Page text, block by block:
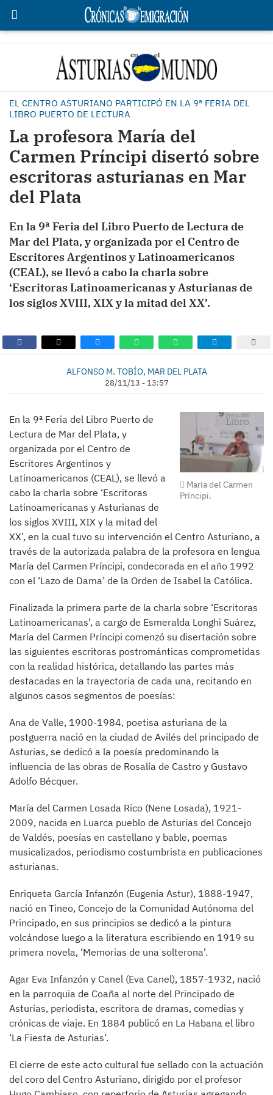
EL CENTRO ASTURIANO PARTICIPÓ EN LA 9ª FERIA DEL
LIBRO PUERTO DE LECTURA
La profesora María del
Carmen Príncipi disertó sobre
escritoras asturianas en Mar
del Plata
En la 9ª Feria del Libro Puerto de Lectura de
Mar del Plata, y organizada por el Centro de
Escritores Argentinos y Latinoamericanos
(CEAL), se llevó a cabo la charla sobre
‘Escritoras Latinoamericanas y Asturianas de
los siglos XVIII, XIX y la mitad del XX’.
ALFONSO M. TOBÍO, MAR DEL PLATA
28/11/13 - 13:57
María del Carmen
Príncipi.
En la 9ª Feria del Libro Puerto de
Lectura de Mar del Plata, y
organizada por el Centro de
Escritores Argentinos y
Latinoamericanos (CEAL), se llevó a
cabo la charla sobre ‘Escritoras
Latinoamericanas y Asturianas de
los siglos XVIII, XIX y la mitad del
XX’, en la cual tuvo su intervención el Centro Asturiano, a
través de la autorizada palabra de la profesora en lengua
María del Carmen Príncipi, condecorada en el año 1992
con el ‘Lazo de Dama’ de la Orden de Isabel la Católica.
Finalizada la primera parte de la charla sobre ‘Escritoras
Latinoamericanas’, a cargo de Esmeralda Longhi Suárez,
María del Carmen Príncipi comenzó su disertación sobre
las siguientes escritoras postrománticas comprometidas
con la realidad histórica, detallando las partes más
destacadas en la trayectoria de cada una, recitando en
algunos casos segmentos de poesías:
Ana de Valle, 1900-1984, poetisa asturiana de la
postguerra nació en la ciudad de Avilés del principado de
Asturias, se dedicó a la poesía predominando la
influencia de las obras de Rosalía de Castro y Gustavo
Adolfo Bécquer.
María del Carmen Losada Rico (Nene Losada), 1921-
2009, nacida en Luarca pueblo de Asturias del Concejo
de Valdés, poesías en castellano y bable, poemas
musicalizados, periodismo costumbrista en publicaciones
asturianas.
Enriqueta García Infanzón (Eugenia Astur), 1888-1947,
nació en Tineo, Concejo de la Comunidad Autónoma del
Principado, en sus principios se dedicó a la pintura
volcándose luego a la literatura escribiendo en 1919 su
primera novela, ‘Memorias de una solterona’.
Agar Eva Infanzón y Canel (Eva Canel), 1857-1932, nació
en la parroquia de Coaña al norte del Principado de
Asturias, periodista, escritora de dramas, comedias y
crónicas de viaje. En 1884 publicó en La Habana el libro
‘La Fiesta de Asturias’.
El cierre de este acto cultural fue sellado con la actuación
del coro del Centro Asturiano, dirigido por el profesor